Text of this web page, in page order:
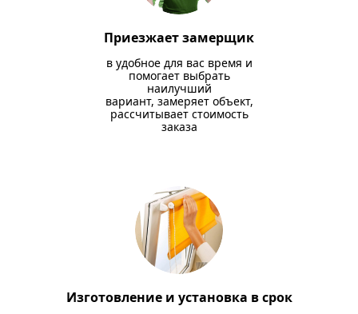
Приезжает замерщик
в удобное для вас время и
помогает выбрать
наилучший
вариант, замеряет объект,
рассчитывает стоимость
заказа
Изготовление и установка в срок